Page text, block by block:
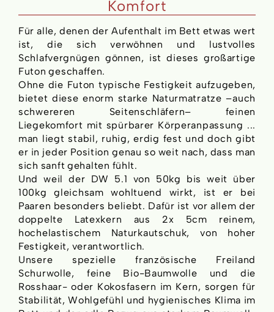
Komfort
Für alle, denen der Aufenthalt im Bett etwas wert
ist, die sich verwöhnen und lustvolles
Schlafvergnügen gönnen, ist dieses großartige
Futon geschaffen.
Ohne die Futon typische Festigkeit aufzugeben,
bietet diese enorm starke Naturmatratze –auch
schwereren Seitenschläfern– feinen
Liegekomfort mit spürbarer Körperanpassung ...
man liegt stabil, ruhig, erdig fest und doch gibt
er in jeder Position genau so weit nach, dass man
sich sanft gehalten fühlt.
Und weil der DW 5.1 von 50kg bis weit über
100kg gleichsam wohltuend wirkt, ist er bei
Paaren besonders beliebt. Dafür ist vor allem der
doppelte Latexkern aus 2x 5cm reinem,
hochelastischem Naturkautschuk, von hoher
Festigkeit, verantwortlich.
Unsere spezielle französische Freiland
Schurwolle, feine Bio-Baumwolle und die
Rosshaar- oder Kokosfasern im Kern, sorgen für
Stabilität, Wohlgefühl und hygienisches Klima im